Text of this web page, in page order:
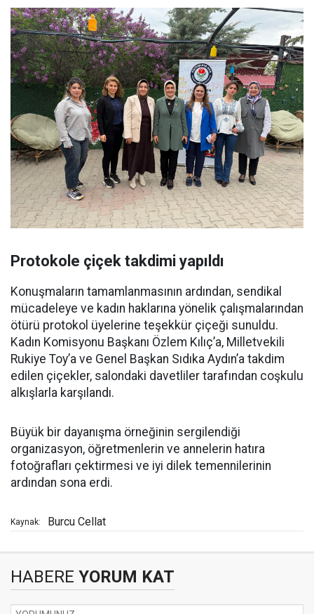
Protokole çiçek takdimi yapıldı
Konuşmaların tamamlanmasının ardından, sendikal
mücadeleye ve kadın haklarına yönelik çalışmalarından
ötürü protokol üyelerine teşekkür çiçeği sunuldu.
Kadın Komisyonu Başkanı Özlem Kılıç’a, Milletvekili
Rukiye Toy’a ve Genel Başkan Sıdıka Aydın’a takdim
edilen çiçekler, salondaki davetliler tarafından coşkulu
alkışlarla karşılandı.
Büyük bir dayanışma örneğinin sergilendiği
organizasyon, öğretmenlerin ve annelerin hatıra
fotoğrafları çektirmesi ve iyi dilek temennilerinin
ardından sona erdi.
Kaynak: Burcu Cellat
HABERE YORUM KAT